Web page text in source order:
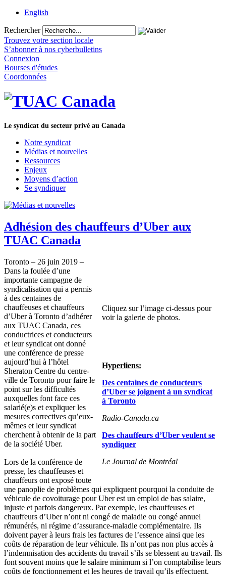
English
Rechercher
Trouvez votre section locale
S’abonner à nos cyberbulletins
Connexion
Bourses d'études
Coordonnées
Le syndicat du secteur privé au Canada
Notre syndicat
Médias et nouvelles
Ressources
Enjeux
Moyens d’action
Se syndiquer
Adhésion des chauffeurs d’Uber aux
TUAC Canada
Cliquez sur l’image ci-dessus pour
voir la galerie de photos.
Hyperliens:
Des centaines de conducteurs
d’Uber se joignent à un syndicat
à Toronto
Radio-Canada.ca
Des chauffeurs d’Uber veulent se
syndiquer
Le Journal de Montréal
Toronto – 26 juin 2019 –
Dans la foulée d’une
importante campagne de
syndicalisation qui a permis
à des centaines de
chauffeuses et chauffeurs
d’Uber à Toronto d’adhérer
aux TUAC Canada, ces
conductrices et conducteurs
et leur syndicat ont donné
une conférence de presse
aujourd’hui à l’hôtel
Sheraton Centre du centre-
ville de Toronto pour faire le
point sur les difficultés
auxquelles font face ces
salarié(e)s et expliquer les
mesures correctives qu’eux-
mêmes et leur syndicat
cherchent à obtenir de la part
de la société Uber.
Lors de la conférence de
presse, les chauffeuses et
chauffeurs ont exposé toute
une panoplie de problèmes qui expliquent pourquoi la conduite de
véhicule de covoiturage pour Uber est un emploi de bas salaire,
injuste et parfois dangereux. Par exemple, les chauffeuses et
chauffeurs d’Uber n’ont ni congé de maladie ou congé annuel
rémunérés, ni régime d’assurance-maladie complémentaire. Ils
doivent payer à leurs frais les factures de l’essence ainsi que les
coûts de réparation de leur véhicule. Ils n’ont pas non plus accès à
l’indemnisation des accidents du travail s’ils se blessent au travail. Ils
font souvent moins que le salaire minimum si l’on comptabilise leurs
coûts de fonctionnement et les heures de travail qu’ils effectuent.